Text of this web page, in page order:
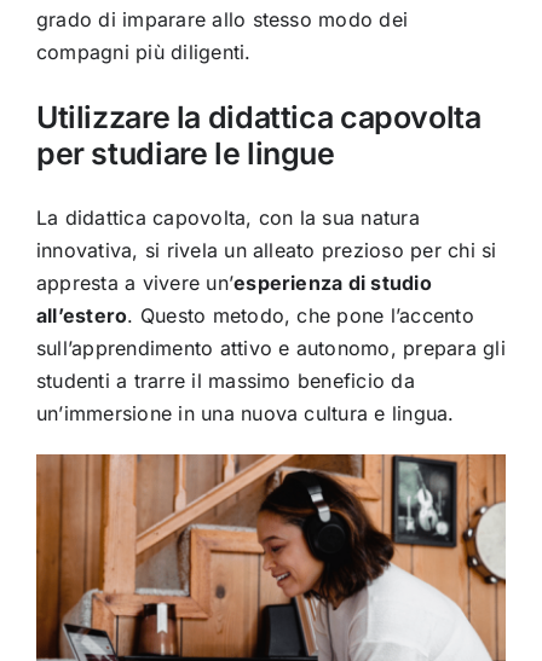
grado di imparare allo stesso modo dei
compagni più diligenti.
Utilizzare la didattica capovolta
per studiare le lingue
La didattica capovolta, con la sua natura
innovativa, si rivela un alleato prezioso per chi si
appresta a vivere un’esperienza di studio
all’estero. Questo metodo, che pone l’accento
sull’apprendimento attivo e autonomo, prepara gli
studenti a trarre il massimo beneficio da
un’immersione in una nuova cultura e lingua.